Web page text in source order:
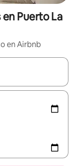
Puerto La
en Airbnb
podrás navegar